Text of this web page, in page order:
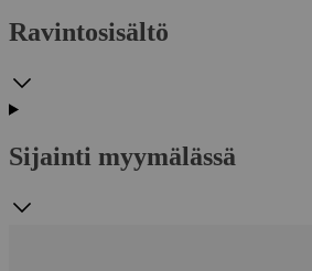
Ravintosisältö
Sijainti myymälässä